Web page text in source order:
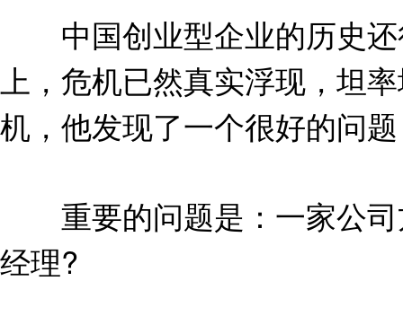
中国创业型企业的历史还
上，危机已然真实浮现，坦
机，他发现了一个很好的问
重要的问题是：一家公司
经理?